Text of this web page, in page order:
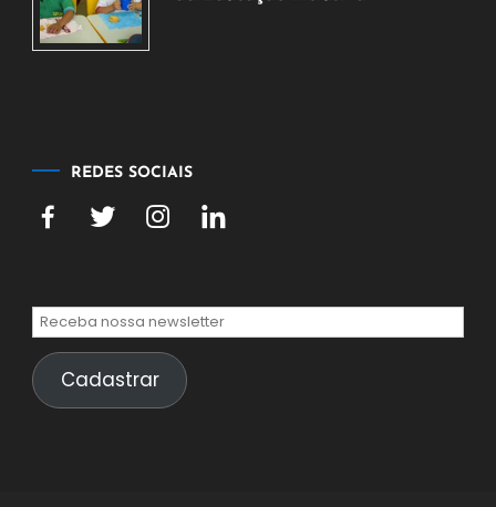
REDES SOCIAIS
Cadastrar